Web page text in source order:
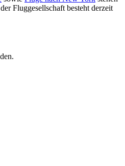
Fluggesellschaft besteht derzeit